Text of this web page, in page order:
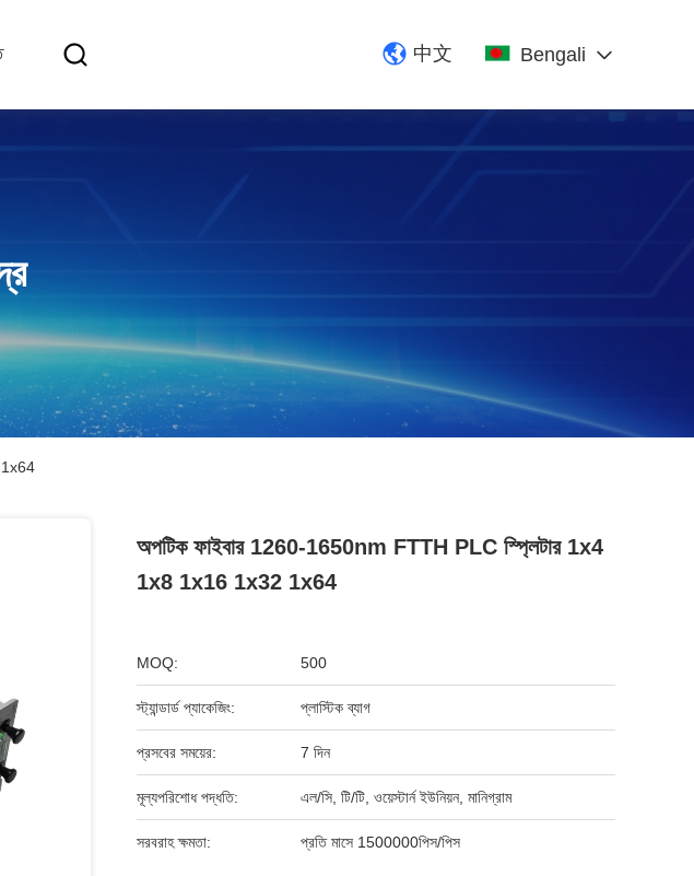
中文 Bengali
1x64
অপটিক ফাইবার 1260-1650nm FTTH PLC স্প্লিটার 1x4
1x8 1x16 1x32 1x64
MOQ: 500
স্ট্যান্ডার্ড প্যাকেজিং: প্লাস্টিক ব্যাগ
প্রসবের সময়ের: 7 দিন
মূল্যপরিশোধ পদ্ধতি: এল/সি, টি/টি, ওয়েস্টার্ন ইউনিয়ন, মানিগ্রাম
সরবরাহ ক্ষমতা: প্রতি মাসে 1500000পিস/পিস